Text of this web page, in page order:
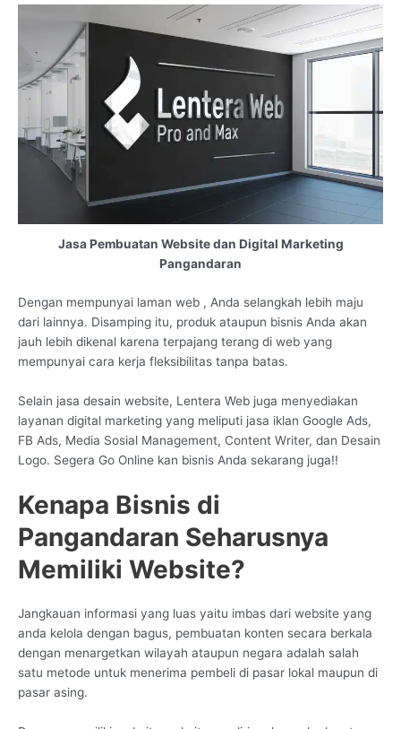
Jasa Pembuatan Website dan Digital Marketing
Pangandaran
Dengan mempunyai laman web , Anda selangkah lebih maju
dari lainnya. Disamping itu, produk ataupun bisnis Anda akan
jauh lebih dikenal karena terpajang terang di web yang
mempunyai cara kerja fleksibilitas tanpa batas.
Selain jasa desain website, Lentera Web juga menyediakan
layanan digital marketing yang meliputi jasa iklan Google Ads,
FB Ads, Media Sosial Management, Content Writer, dan Desain
Logo. Segera Go Online kan bisnis Anda sekarang juga!!
Kenapa Bisnis di
Pangandaran Seharusnya
Memiliki Website?
Jangkauan informasi yang luas yaitu imbas dari website yang
anda kelola dengan bagus, pembuatan konten secara berkala
dengan menargetkan wilayah ataupun negara adalah salah
satu metode untuk menerima pembeli di pasar lokal maupun di
pasar asing.